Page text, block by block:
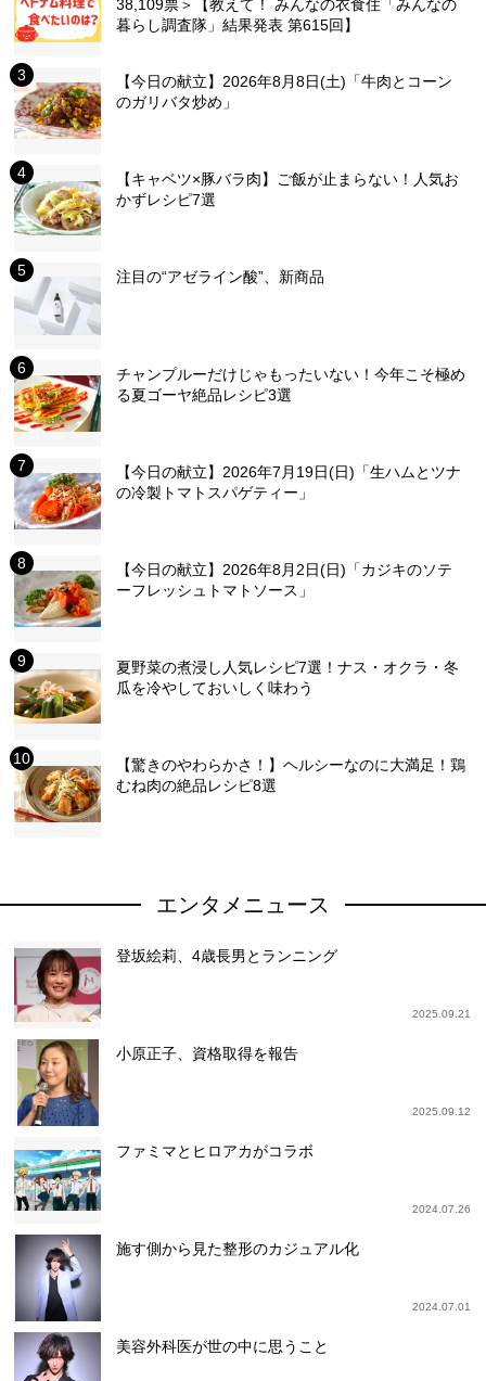
38,109票＞【教えて！ みんなの衣食住「みんなの
暮らし調査隊」結果発表 第615回】
【今日の献立】2026年8月8日(土)「牛肉とコーン
のガリバタ炒め」
【キャベツ×豚バラ肉】ご飯が止まらない！人気お
かずレシピ7選
注目の“アゼライン酸”、新商品
チャンプルーだけじゃもったいない！今年こそ極め
る夏ゴーヤ絶品レシピ3選
【今日の献立】2026年7月19日(日)「生ハムとツナ
の冷製トマトスパゲティー」
【今日の献立】2026年8月2日(日)「カジキのソテ
ーフレッシュトマトソース」
夏野菜の煮浸し人気レシピ7選！ナス・オクラ・冬
瓜を冷やしておいしく味わう
【驚きのやわらかさ！】ヘルシーなのに大満足！鶏
むね肉の絶品レシピ8選
エンタメニュース
登坂絵莉、4歳長男とランニング
2025.09.21
小原正子、資格取得を報告
2025.09.12
ファミマとヒロアカがコラボ
2024.07.26
施す側から見た整形のカジュアル化
2024.07.01
美容外科医が世の中に思うこと